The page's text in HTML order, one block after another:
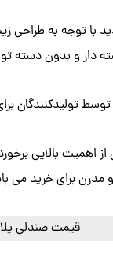
با توجه به طراحی
دار و بدون دسته
تولیدکنندگان
از اهمیت بالایی
مدرن برای خرید می